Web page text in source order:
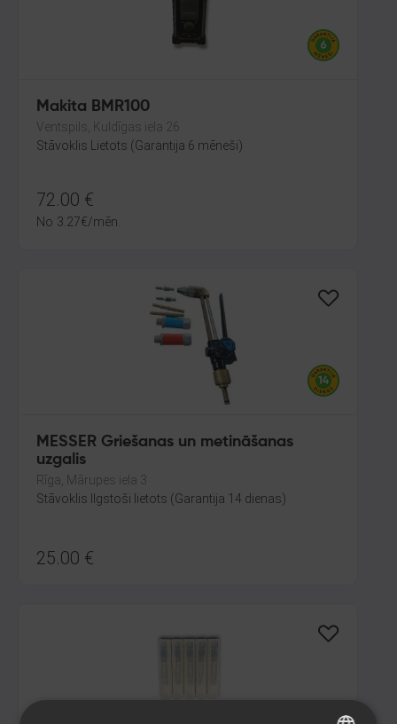
Makita BMR100
Ventspils, Kuldīgas iela 26
Stāvoklis Lietots (Garantija 6 mēneši)
72.00 €
No 3.27€/mēn.
MESSER Griešanas un metināšanas
uzgalis
Rīga, Mārupes iela 3
Stāvoklis Ilgstoši lietots (Garantija 14 dienas)
25.00 €